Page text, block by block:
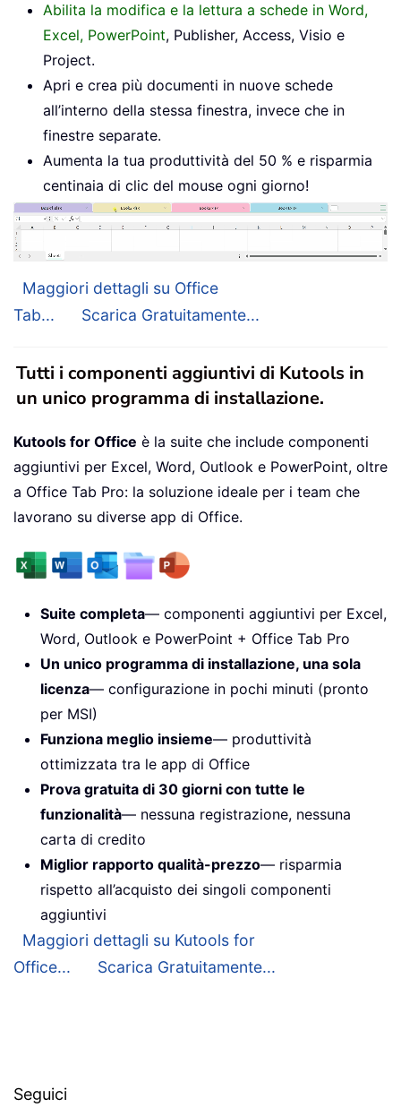
Abilita la modifica e la lettura a schede in Word,
Excel, PowerPoint, Publisher, Access, Visio e
Project.
Apri e crea più documenti in nuove schede
all’interno della stessa finestra, invece che in
finestre separate.
Aumenta la tua produttività del 50 % e risparmia
centinaia di clic del mouse ogni giorno!
Maggiori dettagli su Office
Tab...
Scarica Gratuitamente...
Tutti i componenti aggiuntivi di Kutools in
un unico programma di installazione.
Kutools for Office è la suite che include componenti
aggiuntivi per Excel, Word, Outlook e PowerPoint, oltre
a Office Tab Pro: la soluzione ideale per i team che
lavorano su diverse app di Office.
Suite completa— componenti aggiuntivi per Excel,
Word, Outlook e PowerPoint + Office Tab Pro
Un unico programma di installazione, una sola
licenza— configurazione in pochi minuti (pronto
per MSI)
Funziona meglio insieme— produttività
ottimizzata tra le app di Office
Prova gratuita di 30 giorni con tutte le
funzionalità— nessuna registrazione, nessuna
carta di credito
Miglior rapporto qualità-prezzo— risparmia
rispetto all’acquisto dei singoli componenti
aggiuntivi
Maggiori dettagli su Kutools for
Office...
Scarica Gratuitamente...
Seguici